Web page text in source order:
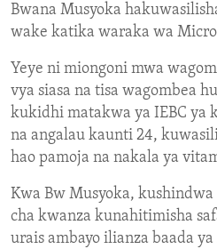
Bwana Musyoka
wake katika waraka wa
Yeye ni miongoni mwa
vya siasa na tisa wagombea
kukidhi matakwa ya IEBC ya
na angalau kaunti 24,
hao pamoja na nakala ya
Kwa Bw Musyoka,
cha kwanza kunahitimisha
urais ambayo ilianza baada